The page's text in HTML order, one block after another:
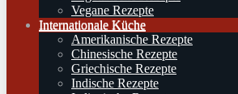
Vegane Rezepte
Internationale Küche
Amerikanische Rezepte
Chinesische Rezepte
Griechische Rezepte
Indische Rezepte